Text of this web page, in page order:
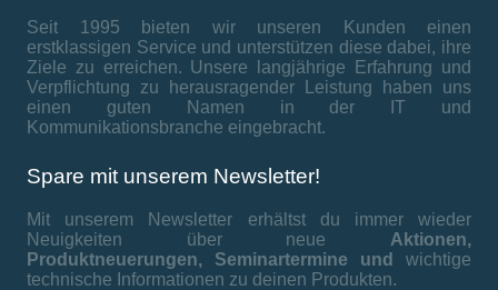
Seit 1995 bieten wir unseren Kunden einen
erstklassigen Service und unterstützen diese dabei, ihre
Ziele zu erreichen. Unsere langjährige Erfahrung und
Verpflichtung zu herausragender Leistung haben uns
einen guten Namen in der IT und
Kommunikationsbranche eingebracht.
Spare mit unserem Newsletter!
Mit unserem Newsletter erhältst du immer wieder
Neuigkeiten über neue Aktionen,
Produktneuerungen, Seminartermine und wichtige
technische Informationen zu deinen Produkten.